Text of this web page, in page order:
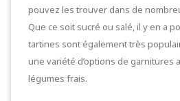
pouvez les trouver dans de
Que ce soit sucré ou salé, il y en a
tartines sont également très
une variété d’options de garnitures
légumes frais.